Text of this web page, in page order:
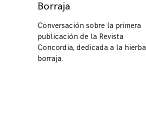
Borraja
Conversación sobre la primera
publicación de la Revista
Concordia, dedicada a la hierba
borraja.